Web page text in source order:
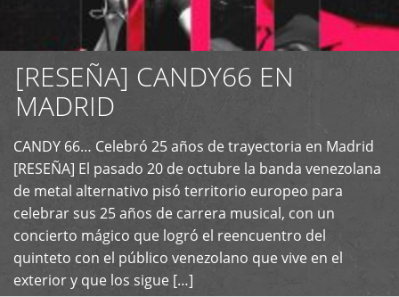
[RESEÑA] CANDY66 EN
MADRID
CANDY 66… Celebró 25 años de trayectoria en Madrid
[RESEÑA] El pasado 20 de octubre la banda venezolana
de metal alternativo pisó territorio europeo para
celebrar sus 25 años de carrera musical, con un
concierto mágico que logró el reencuentro del
quinteto con el público venezolano que vive en el
exterior y que los sigue […]
+